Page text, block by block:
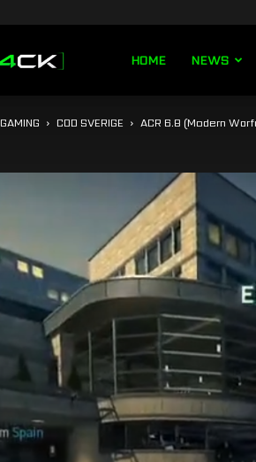
HOME NEWS
GAMING COD SVERIGE ACR 6.8 (Modern